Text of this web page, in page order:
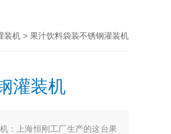
装机 > 果汁饮料袋装不锈钢灌装机
灌装机
：上海恒刚工厂生产的这台果